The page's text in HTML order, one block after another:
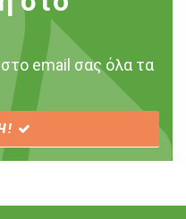
email σας όλα τα